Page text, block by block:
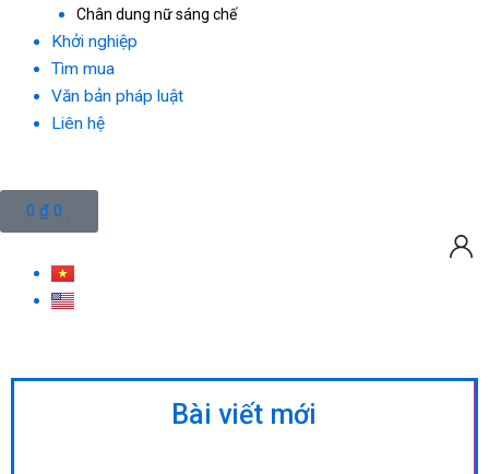
Chân dung nữ sáng chế
Khởi nghiệp
Tìm mua
Văn bản pháp luật
Liên hệ
0 ₫ 0
Cart
Bài viết mới